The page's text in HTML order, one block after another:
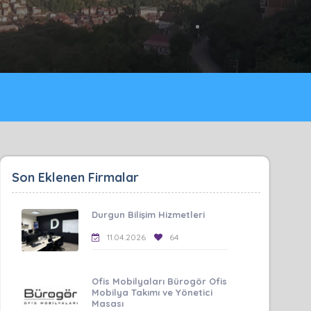
Son Eklenen Firmalar
Durgun Bilişim Hizmetleri
11.04.2026 64
Ofis Mobilyaları Bürogör Ofis
Mobilya Takımı ve Yönetici
Masası